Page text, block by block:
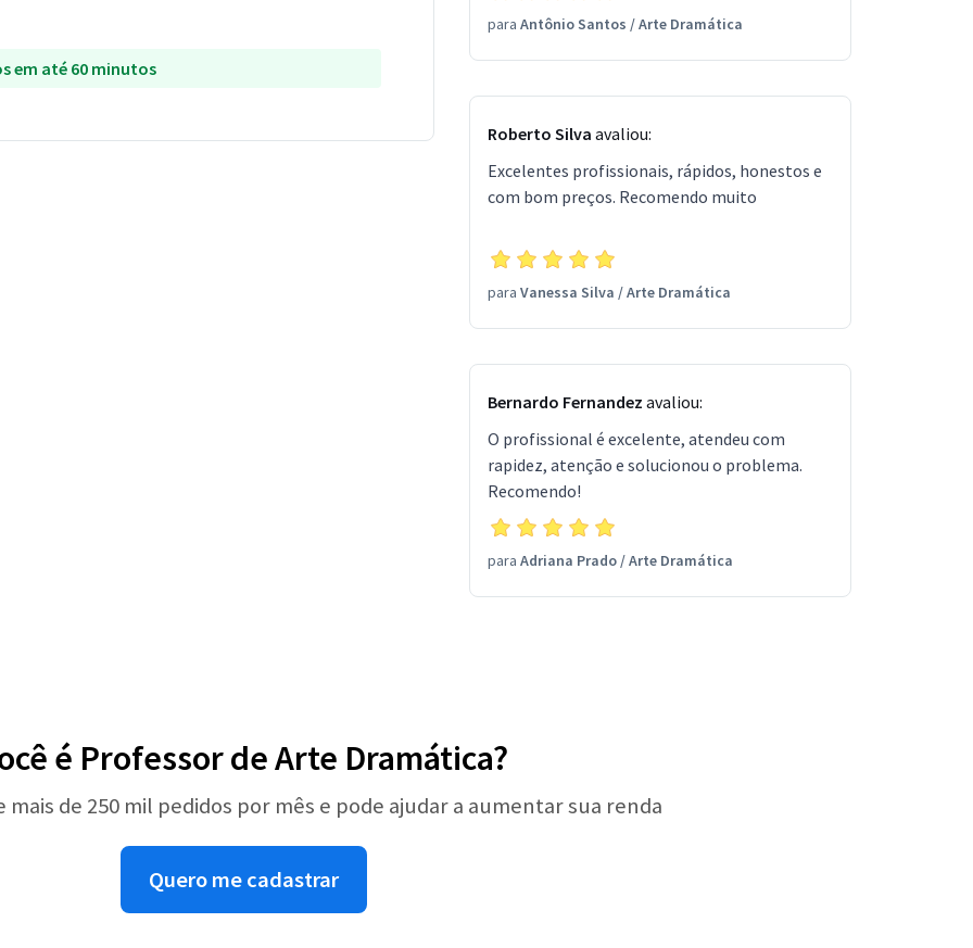
em até 60 minutos
para Antônio Santos /Arte Dramática
Roberto Silva avaliou:
Excelentes profissionais, rápidos, honestos e
com bom preços. Recomendo muito
para Vanessa Silva /Arte Dramática
Bernardo Fernandez avaliou:
O profissional é excelente, atendeu com
rapidez, atenção e solucionou o problema.
Recomendo!
para Adriana Prado/Arte Dramática
é Professor de Arte Dramática?
mais de 250 mil pedidos por mês e pode ajudar a aumentar sua renda
Quero me cadastrar